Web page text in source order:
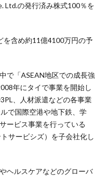
Ltd.の発行済み株式100％を
を含め約11億4100万円の予
で「ASEAN地区での成長強
年にタイで事業を開始し
、人材派遣などの各事業
で国際空港や地下鉄、学
ービス事業を行っている
サービシズ）を子会社化し
ヘルスケアなどのグローバ